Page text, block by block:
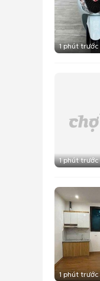
1 phút trước
1 phút trước
1 phút trước